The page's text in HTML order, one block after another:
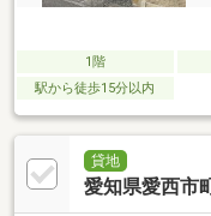
1階
駅から徒歩15分以内
貸地
愛知県愛西市